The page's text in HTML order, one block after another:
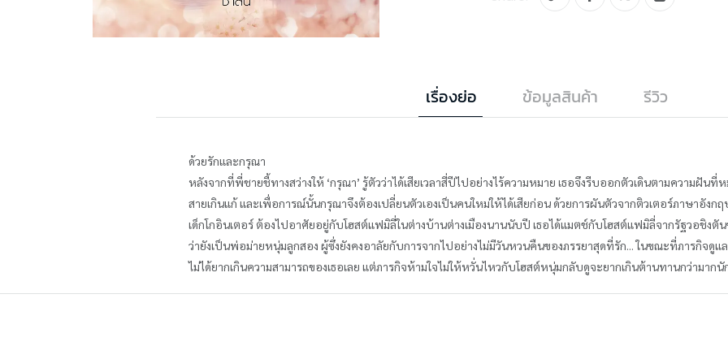
เรื่องย่อ ข้อมูลสินค้า รีวิว
ด้วยรักและกรุณา
หลังจากที่พี่ชายชี้ทางสว่างให้ ‘กรุณา’ รู้ตัวว่าได้เสียเวลาสี่ปีไปอย่างไร้ความหมาย เธอจึงรีบออกตัวเดินตามความฝั
สายเกินแก้ และเพื่อการณ์นั้นกรุณาจึงต้องเปลี่ยนตัวเองเป็นคนใหม่ให้ได้เสียก่อน ด้วยการผันตัวจากติวเตอร์ภาษาอังก
เด็กโกอินเตอร์ ต้องไปอาศัยอยู่กับโฮสต์แฟมิลี่ในต่างบ้านต่างเมืองนานนับปี เธอได้แมตช์กับโฮสต์แฟมิลี่จากรัฐวอชิงตั
ว่ายังเป็นพ่อม่ายหนุ่มลูกสอง ผู้ซึ่งยังคงอาลัยกับการจากไปอย่างไม่มีวันหวนคืนของภรรยาสุดที่รัก... ในขณะที่ภารกิจดู
ไม่ได้ยากเกินความสามารถของเธอเลย แต่ภารกิจห้ามใจไม่ให้หวั่นไหวกับโฮสต์หนุ่มกลับดูจะยากเกินต้านทานกว่ามากนั